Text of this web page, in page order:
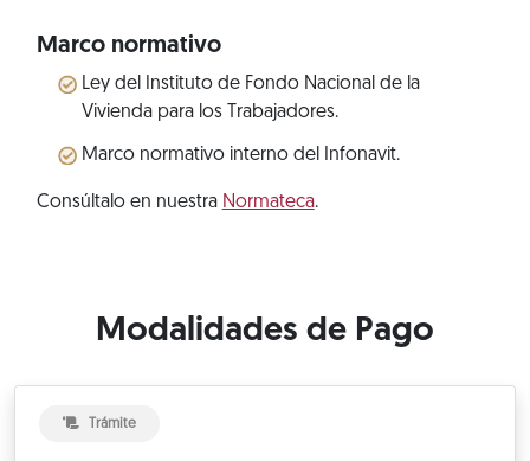
Marco normativo
Ley del Instituto de Fondo Nacional de la
Vivienda para los Trabajadores.
Marco normativo interno del Infonavit.
Consúltalo en nuestra Normateca.
Modalidades de Pago
Trámite